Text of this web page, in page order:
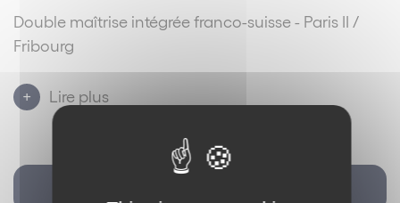
Double maîtrise intégrée franco-suisse - Paris II /
Fribourg
Certificat de l’Institut des Hautes Etudes
Internationales - Paris II
Français
Lire plus